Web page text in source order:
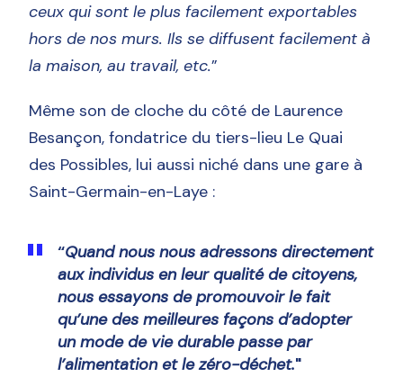
ceux qui sont le plus facilement exportables
hors de nos murs. Ils se diffusent facilement à
la maison, au travail, etc.”
Même son de cloche du côté de Laurence
Besançon, fondatrice du tiers-lieu Le Quai
des Possibles, lui aussi niché dans une gare à
Saint-Germain-en-Laye :
“Quand nous nous adressons directement
aux individus en leur qualité de citoyens,
nous essayons de promouvoir le fait
qu’une des meilleures façons d’adopter
un mode de vie durable passe par
l’alimentation et le zéro-déchet."